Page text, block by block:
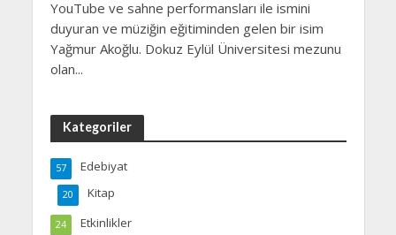
YouTube ve sahne performansları ile ismini
duyuran ve müziğin eğitiminden gelen bir isim
Yağmur Akoğlu. Dokuz Eylül Üniversitesi mezunu
olan...
Kategoriler
Edebiyat
57
Kitap
20
Etkinlikler
24